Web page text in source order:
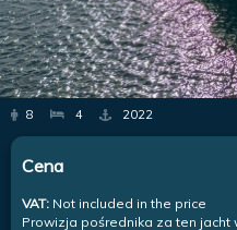
8 4 2022
Cena
VAT: Not included in the price
Prowizja pośrednika za ten jacht